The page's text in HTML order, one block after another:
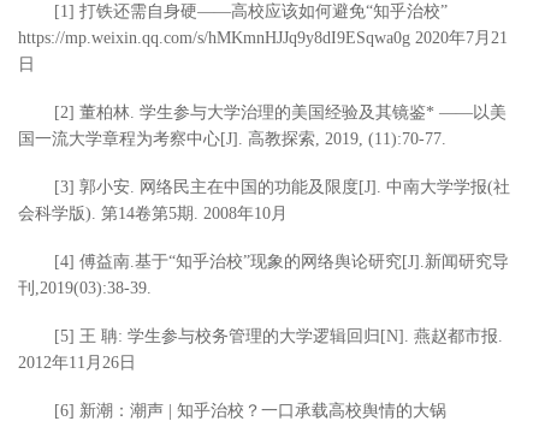
[1] 打铁还需自身硬——高校应该如何避免“知乎治校”
https://mp.weixin.qq.com/s/hMKmnHJJq9y8dI9ESqwa0g 2020年7月21
日
[2] 董柏林. 学生参与大学治理的美国经验及其镜鉴* ——以美
国一流大学章程为考察中心[J]. 高教探索, 2019, (11):70-77.
[3] 郭小安. 网络民主在中国的功能及限度[J]. 中南大学学报(社
会科学版). 第14卷第5期. 2008年10月
[4] 傅益南.基于“知乎治校”现象的网络舆论研究[J].新闻研究导
刊,2019(03):38-39.
[5] 王 聃: 学生参与校务管理的大学逻辑回归[N]. 燕赵都市报.
2012年11月26日
[6] 新潮：潮声 | 知乎治校？一口承载高校舆情的大锅